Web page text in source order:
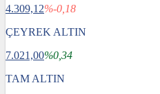
4.309,12%-0,18
ÇEYREK ALTIN
7.021,00%0,34
TAM ALTIN